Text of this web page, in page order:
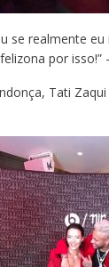
se realmente
por isso!”
Tati